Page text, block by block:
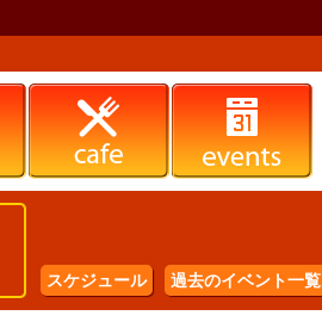
スケジュール 過去のイベント一覧